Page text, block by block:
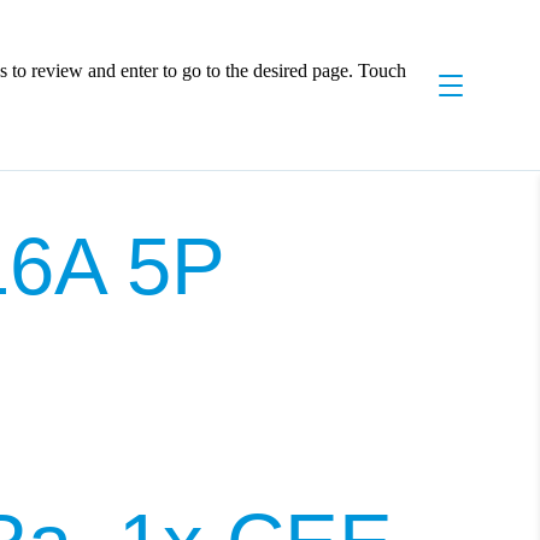
review and enter to go to the desired page. Touch
5P